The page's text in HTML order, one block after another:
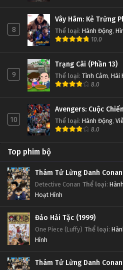
8
Vây Hãm: Kẻ Trừng
Thể loại: Hành Động,
10.0
9
Trạng Cãi (Phần 13)
Thể loại: Tình Cảm, Hài
8.0
10
Avengers: Cuộc
Thể loại: Hành Động,
8.0
Top phim bộ
Thám Tử Lừng Danh
Detective Conan Thể loại:
Hoạt Hình
Đảo Hải Tặc (1999)
One Piece (Luffy) Thể loại:
Hình
Thám Tử Lừng Danh